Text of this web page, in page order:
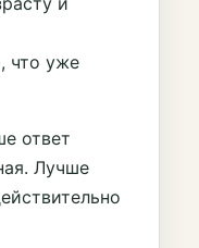
что уже
ответ
Лучше